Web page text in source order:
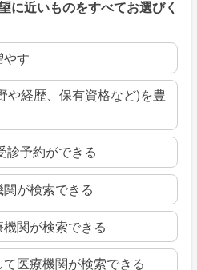
に近いものをすべてお選びく
す
や経歴、保有資格など)を豊
診予約ができる
が検索できる
関が検索できる
医療機関が検索できる